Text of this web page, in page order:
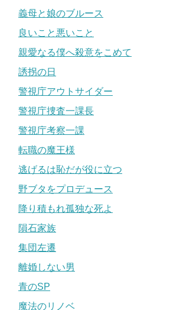
義母と娘のブルース
良いこと悪いこと
親愛なる僕へ殺意をこめて
誘拐の日
警視庁アウトサイダー
警視庁捜査一課長
警視庁考察一課
転職の魔王様
逃げるは恥だが役に立つ
野ブタをプロデュース
降り積もれ孤独な死よ
隕石家族
集団左遷
離婚しない男
青のSP
魔法のリノベ